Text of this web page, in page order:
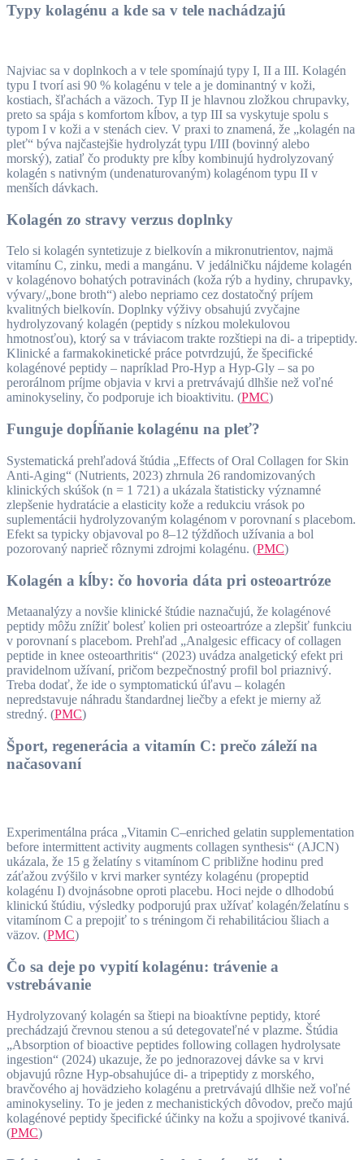
Typy kolagénu a kde sa v tele nachádzajú
Najviac sa v doplnkoch a v tele spomínajú typy I, II a III. Kolagén
typu I tvorí asi 90 % kolagénu v tele a je dominantný v koži,
kostiach, šľachách a väzoch. Typ II je hlavnou zložkou chrupavky,
preto sa spája s komfortom kĺbov, a typ III sa vyskytuje spolu s
typom I v koži a v stenách ciev. V praxi to znamená, že „kolagén na
pleť“ býva najčastejšie hydrolyzát typu I/III (bovinný alebo
morský), zatiaľ čo produkty pre kĺby kombinujú hydrolyzovaný
kolagén s nativným (undenaturovaným) kolagénom typu II v
menších dávkach.
Kolagén zo stravy verzus doplnky
Telo si kolagén syntetizuje z bielkovín a mikronutrientov, najmä
vitamínu C, zinku, medi a mangánu. V jedálničku nájdeme kolagén
v kolagénovo bohatých potravinách (koža rýb a hydiny, chrupavky,
vývary/„bone broth“) alebo nepriamo cez dostatočný príjem
kvalitných bielkovín. Doplnky výživy obsahujú zvyčajne
hydrolyzovaný kolagén (peptidy s nízkou molekulovou
hmotnosťou), ktorý sa v tráviacom trakte rozštiepi na di- a tripeptidy.
Klinické a farmakokinetické práce potvrdzujú, že špecifické
kolagénové peptidy – napríklad Pro-Hyp a Hyp-Gly – sa po
perorálnom príjme objavia v krvi a pretrvávajú dlhšie než voľné
aminokyseliny, čo podporuje ich bioaktivitu. (PMC)
Funguje dopĺňanie kolagénu na pleť?
Systematická prehľadová štúdia „Effects of Oral Collagen for Skin
Anti-Aging“ (Nutrients, 2023) zhrnula 26 randomizovaných
klinických skúšok (n = 1 721) a ukázala štatisticky významné
zlepšenie hydratácie a elasticity kože a redukciu vrások po
suplementácii hydrolyzovaným kolagénom v porovnaní s placebom.
Efekt sa typicky objavoval po 8–12 týždňoch užívania a bol
pozorovaný naprieč rôznymi zdrojmi kolagénu. (PMC)
Kolagén a kĺby: čo hovoria dáta pri osteoartróze
Metaanalýzy a novšie klinické štúdie naznačujú, že kolagénové
peptidy môžu znížiť bolesť kolien pri osteoartróze a zlepšiť funkciu
v porovnaní s placebom. Prehľad „Analgesic efficacy of collagen
peptide in knee osteoarthritis“ (2023) uvádza analgetický efekt pri
pravidelnom užívaní, pričom bezpečnostný profil bol priaznivý.
Treba dodať, že ide o symptomatickú úľavu – kolagén
nepredstavuje náhradu štandardnej liečby a efekt je mierny až
stredný. (PMC)
Šport, regenerácia a vitamín C: prečo záleží na
načasovaní
Experimentálna práca „Vitamin C–enriched gelatin supplementation
before intermittent activity augments collagen synthesis“ (AJCN)
ukázala, že 15 g želatíny s vitamínom C približne hodinu pred
záťažou zvýšilo v krvi marker syntézy kolagénu (propeptid
kolagénu I) dvojnásobne oproti placebu. Hoci nejde o dlhodobú
klinickú štúdiu, výsledky podporujú prax užívať kolagén/želatínu s
vitamínom C a prepojiť to s tréningom či rehabilitáciou šliach a
väzov. (PMC)
Čo sa deje po vypití kolagénu: trávenie a
vstrebávanie
Hydrolyzovaný kolagén sa štiepi na bioaktívne peptidy, ktoré
prechádzajú črevnou stenou a sú detegovateľné v plazme. Štúdia
„Absorption of bioactive peptides following collagen hydrolysate
ingestion“ (2024) ukazuje, že po jednorazovej dávke sa v krvi
objavujú rôzne Hyp-obsahujúce di- a tripeptidy z morského,
bravčového aj hovädzieho kolagénu a pretrvávajú dlhšie než voľné
aminokyseliny. To je jeden z mechanistických dôvodov, prečo majú
kolagénové peptidy špecifické účinky na kožu a spojivové tkanivá.
(PMC)